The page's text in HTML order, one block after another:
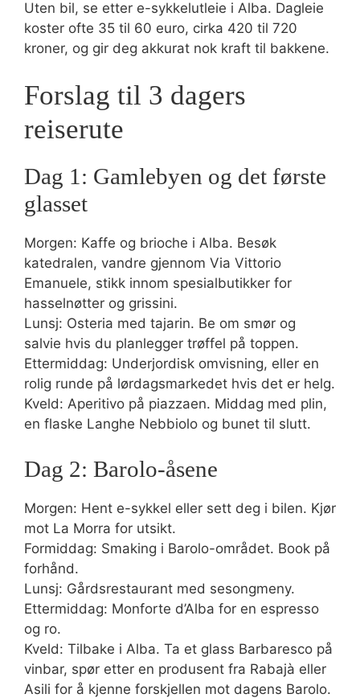
Uten bil, se etter e-sykkelutleie i Alba. Dagleie
koster ofte 35 til 60 euro, cirka 420 til 720
kroner, og gir deg akkurat nok kraft til bakkene.
Forslag til 3 dagers
reiserute
Dag 1: Gamlebyen og det første
glasset
Morgen: Kaffe og brioche i Alba. Besøk
katedralen, vandre gjennom Via Vittorio
Emanuele, stikk innom spesialbutikker for
hasselnøtter og grissini.
Lunsj: Osteria med tajarin. Be om smør og
salvie hvis du planlegger trøffel på toppen.
Ettermiddag: Underjordisk omvisning, eller en
rolig runde på lørdagsmarkedet hvis det er helg.
Kveld: Aperitivo på piazzaen. Middag med plin,
en flaske Langhe Nebbiolo og bunet til slutt.
Dag 2: Barolo-åsene
Morgen: Hent e-sykkel eller sett deg i bilen. Kjør
mot La Morra for utsikt.
Formiddag: Smaking i Barolo-området. Book på
forhånd.
Lunsj: Gårdsrestaurant med sesongmeny.
Ettermiddag: Monforte d’Alba for en espresso
og ro.
Kveld: Tilbake i Alba. Ta et glass Barbaresco på
vinbar, spør etter en produsent fra Rabajà eller
Asili for å kjenne forskjellen mot dagens Barolo.